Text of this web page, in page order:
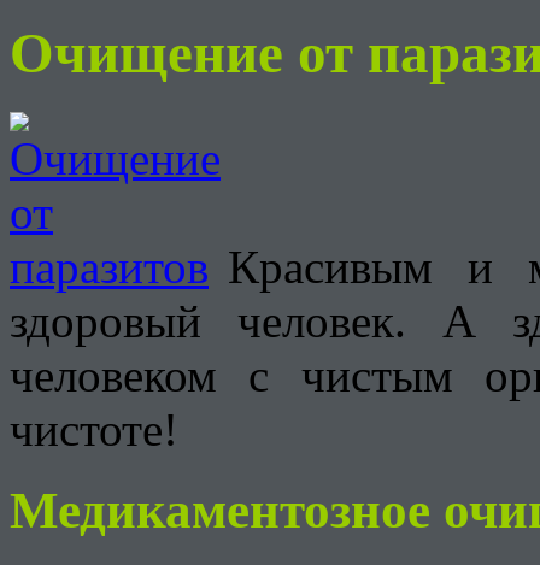
Очищение от
Красивым и
здоровый человек. А
человеком с чистым
чистоте!
Медикаментозное